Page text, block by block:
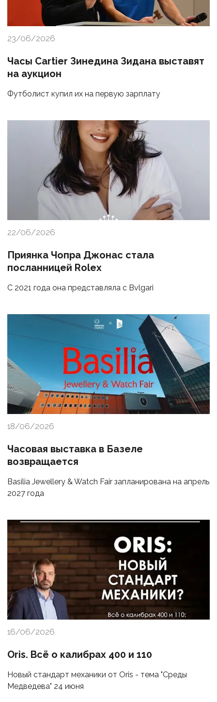
23/06/2026
Часы Cartier Зинедина Зидана выставят
на аукцион
Футболист купил их на первую зарплату
22/06/2026
Приянка Чопра Джонас стала
посланницей Rolex
С 2021 года она представляла с Bvlgari
18/06/2026
Часовая выставка в Базеле
возвращается
Basilia Jewellery & Watch Fair запланирована на апрель
2027 года
16/06/2026
Oris. Всё о калибрах 400 и 110
Новый стандарт механики от Oris - тема "Среды
Медведева" 24 июня